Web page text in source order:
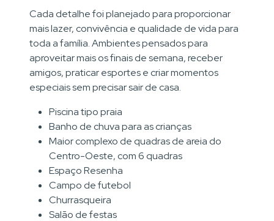
Cada detalhe foi planejado para proporcionar
mais lazer, convivência e qualidade de vida para
toda a família. Ambientes pensados para
aproveitar mais os finais de semana, receber
amigos, praticar esportes e criar momentos
especiais sem precisar sair de casa.
Piscina tipo praia
Banho de chuva para as crianças
Maior complexo de quadras de areia do
Centro-Oeste, com 6 quadras
Espaço Resenha
Campo de futebol
Churrasqueira
Salão de festas